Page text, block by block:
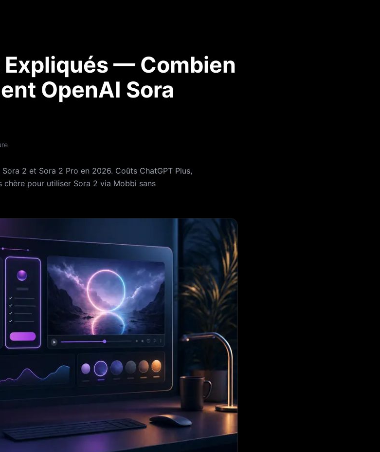
Expliqués — Combien
OpenAI Sora
2 et Sora 2 Pro en 2026. Coûts ChatGPT Plus,
chère pour utiliser Sora 2 via Mobbi sans